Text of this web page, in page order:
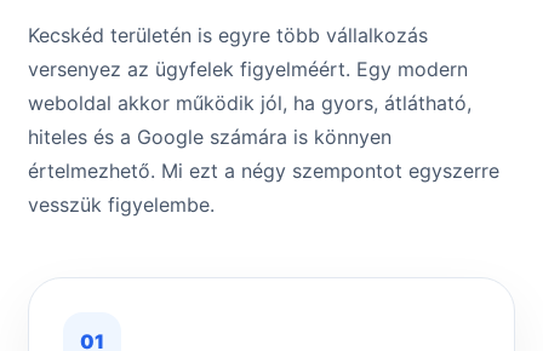
Kecskéd területén is egyre több vállalkozás
versenyez az ügyfelek figyelméért. Egy modern
weboldal akkor működik jól, ha gyors, átlátható,
hiteles és a Google számára is könnyen
értelmezhető. Mi ezt a négy szempontot egyszerre
vesszük figyelembe.
01